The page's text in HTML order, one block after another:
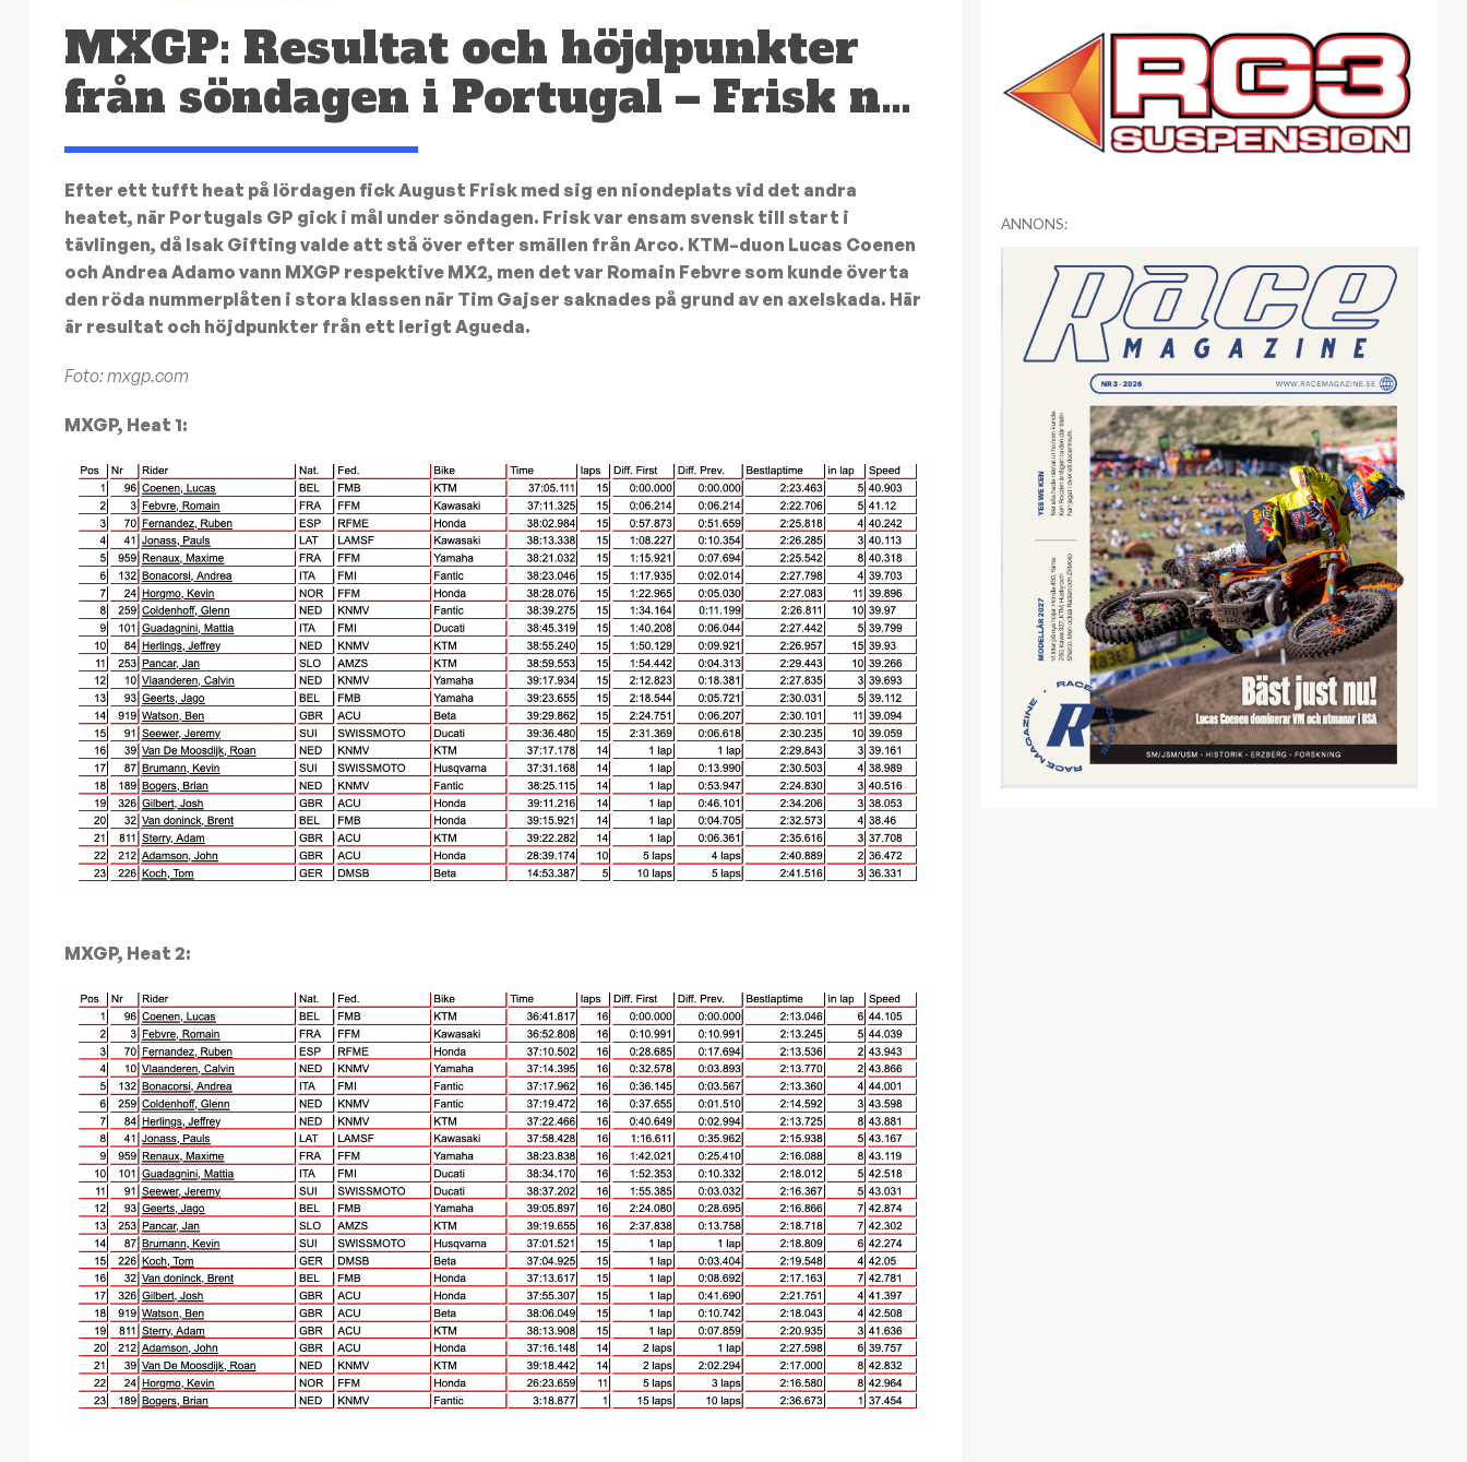
MXGP: Resultat och höjdpunkter
från söndagen i Portugal – Frisk n…
Efter ett tufft heat på lördagen fick August Frisk med sig en niondeplats vid det andra
heatet, när Portugals GP gick i mål under söndagen. Frisk var ensam svensk till start i
tävlingen, då Isak Gifting valde att stå över efter smällen från Arco. KTM–duon Lucas Coenen
och Andrea Adamo vann MXGP respektive MX2, men det var Romain Febvre som kunde överta
den röda nummerplåten i stora klassen när Tim Gajser saknades på grund av en axelskada. Här
är resultat och höjdpunkter från ett lerigt Agueda.
Foto: mxgp.com
MXGP, Heat 1:
MXGP, Heat 2:
ANNONS: